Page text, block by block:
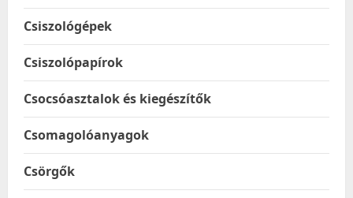
Csiszológépek
Csiszolópapírok
Csocsóasztalok és kiegészítők
Csomagolóanyagok
Csörgők